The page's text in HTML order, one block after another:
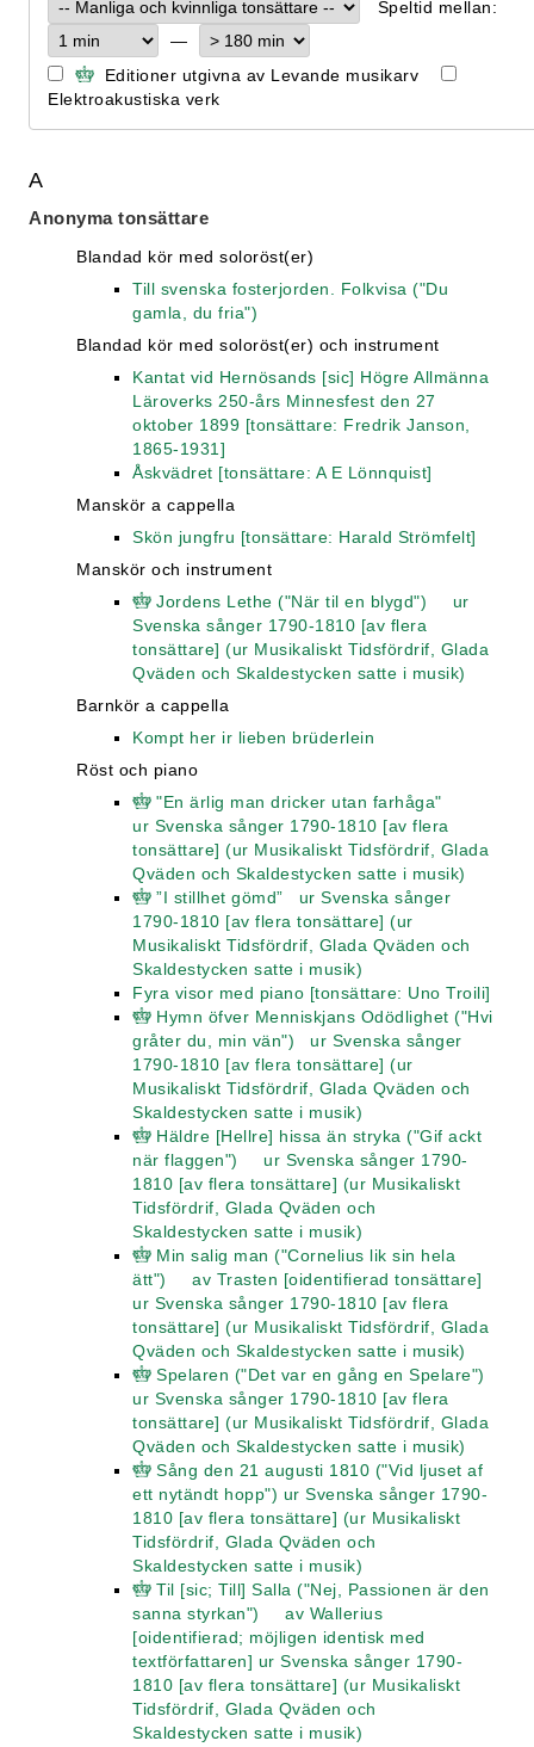
Speltid mellan:
—
Editioner utgivna av Levande musikarv
Elektroakustiska verk
A
Anonyma tonsättare
Blandad kör med soloröst(er)
Till svenska fosterjorden. Folkvisa ("Du
gamla, du fria")
Blandad kör med soloröst(er) och instrument
Kantat vid Hernösands [sic] Högre Allmänna
Läroverks 250-års Minnesfest den 27
oktober 1899 [tonsättare: Fredrik Janson,
1865-1931]
Åskvädret [tonsättare: A E Lönnquist]
Manskör a cappella
Skön jungfru [tonsättare: Harald Strömfelt]
Manskör och instrument
Jordens Lethe ("När til en blygd") ur
Svenska sånger 1790-1810 [av flera
tonsättare] (ur Musikaliskt Tidsfördrif, Glada
Qväden och Skaldestycken satte i musik)
Barnkör a cappella
Kompt her ir lieben brüderlein
Röst och piano
"En ärlig man dricker utan farhåga"
ur Svenska sånger 1790-1810 [av flera
tonsättare] (ur Musikaliskt Tidsfördrif, Glada
Qväden och Skaldestycken satte i musik)
”I stillhet gömd” ur Svenska sånger
1790-1810 [av flera tonsättare] (ur
Musikaliskt Tidsfördrif, Glada Qväden och
Skaldestycken satte i musik)
Fyra visor med piano [tonsättare: Uno Troili]
Hymn öfver Menniskjans Odödlighet ("Hvi
gråter du, min vän") ur Svenska sånger
1790-1810 [av flera tonsättare] (ur
Musikaliskt Tidsfördrif, Glada Qväden och
Skaldestycken satte i musik)
Häldre [Hellre] hissa än stryka ("Gif ackt
när flaggen") ur Svenska sånger 1790-
1810 [av flera tonsättare] (ur Musikaliskt
Tidsfördrif, Glada Qväden och
Skaldestycken satte i musik)
Min salig man ("Cornelius lik sin hela
ätt") av Trasten [oidentifierad tonsättare]
ur Svenska sånger 1790-1810 [av flera
tonsättare] (ur Musikaliskt Tidsfördrif, Glada
Qväden och Skaldestycken satte i musik)
Spelaren ("Det var en gång en Spelare")
ur Svenska sånger 1790-1810 [av flera
tonsättare] (ur Musikaliskt Tidsfördrif, Glada
Qväden och Skaldestycken satte i musik)
Sång den 21 augusti 1810 ("Vid ljuset af
ett nytändt hopp") ur Svenska sånger 1790-
1810 [av flera tonsättare] (ur Musikaliskt
Tidsfördrif, Glada Qväden och
Skaldestycken satte i musik)
Til [sic; Till] Salla ("Nej, Passionen är den
sanna styrkan") av Wallerius
[oidentifierad; möjligen identisk med
textförfattaren] ur Svenska sånger 1790-
1810 [av flera tonsättare] (ur Musikaliskt
Tidsfördrif, Glada Qväden och
Skaldestycken satte i musik)